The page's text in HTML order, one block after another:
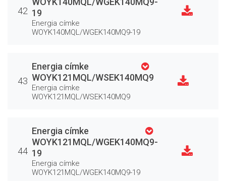
42 19
Energia címke
WOYK140MQL/WGEK140MQ9-19
43
Energia címke
WOYK121MQL/WSEK140MQ9
Energia címke
WOYK121MQL/WSEK140MQ9
44
Energia címke
WOYK121MQL/WGEK140MQ9-
19
Energia címke
WOYK121MQL/WGEK140MQ9-19